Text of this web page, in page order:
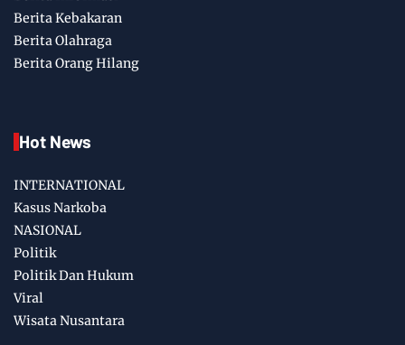
Berita Kebakaran
Berita Olahraga
Berita Orang Hilang
Hot News
INTERNATIONAL
Kasus Narkoba
NASIONAL
Politik
Politik Dan Hukum
Viral
Wisata Nusantara